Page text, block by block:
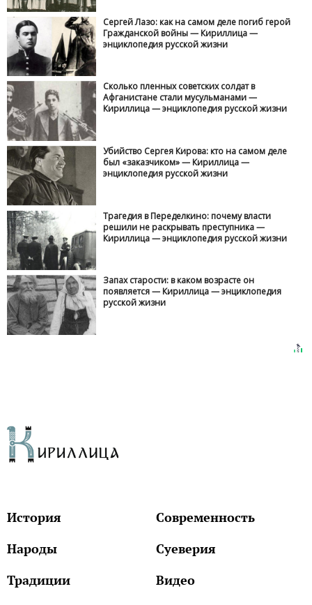
Сергей Лазо: как на самом деле погиб герой
Гражданской войны — Кириллица —
энциклопедия русской жизни
Сколько пленных советских солдат в
Афганистане стали мусульманами —
Кириллица — энциклопедия русской жизни
Убийство Сергея Кирова: кто на самом деле
был «заказчиком» — Кириллица —
энциклопедия русской жизни
Трагедия в Переделкино: почему власти
решили не раскрывать преступника —
Кириллица — энциклопедия русской жизни
Запах старости: в каком возрасте он
появляется — Кириллица — энциклопедия
русской жизни
История
Современность
Народы
Суеверия
Традиции
Видео